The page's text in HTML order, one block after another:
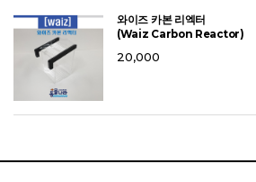
와이즈 카본 리엑터
(Waiz Carbon Reactor)
20,000